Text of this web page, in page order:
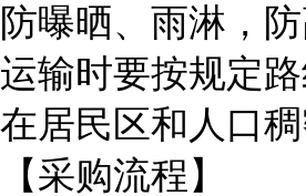
防曝晒、雨淋，
运输时要按规定
在居民区和人口稠
【采购流程】